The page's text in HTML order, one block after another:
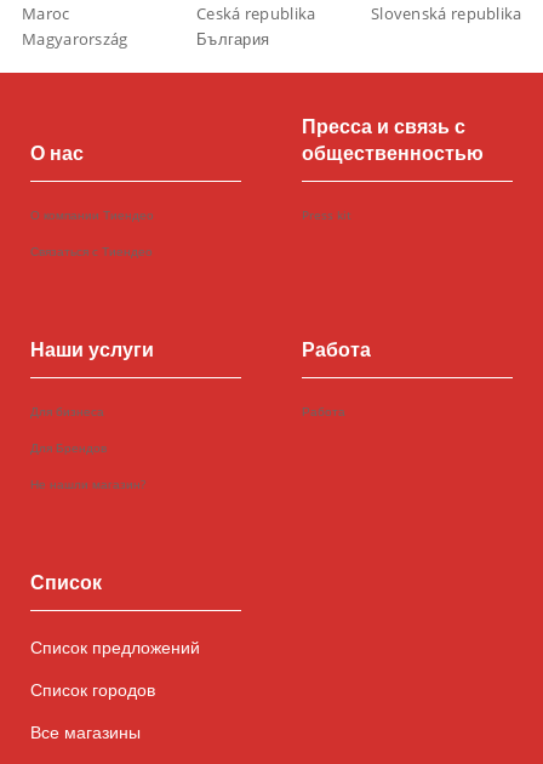
Maroc
Ceská republika
Slovenská republika
Magyarország
България
О нас
О компании Тиендео
Связаться с Тиендео
Пресса и связь с
общественностью
Press kit
Наши услуги
Для бизнеса
Для Брендов
Не нашли магазин?
Работа
Работа
Список
Список предложений
Список городов
Все магазины